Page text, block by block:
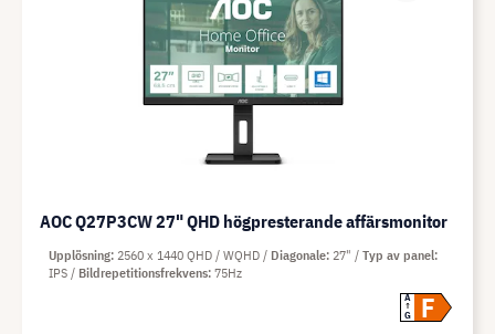
AOC Q27P3CW 27" QHD högpresterande affärsmonitor
A
G
F
Upplösning 2560 x 1440 QHD / WQHD Diagonale 27"
Typ av panel
IPS
Bildrepetitionsfrekvens 75Hz